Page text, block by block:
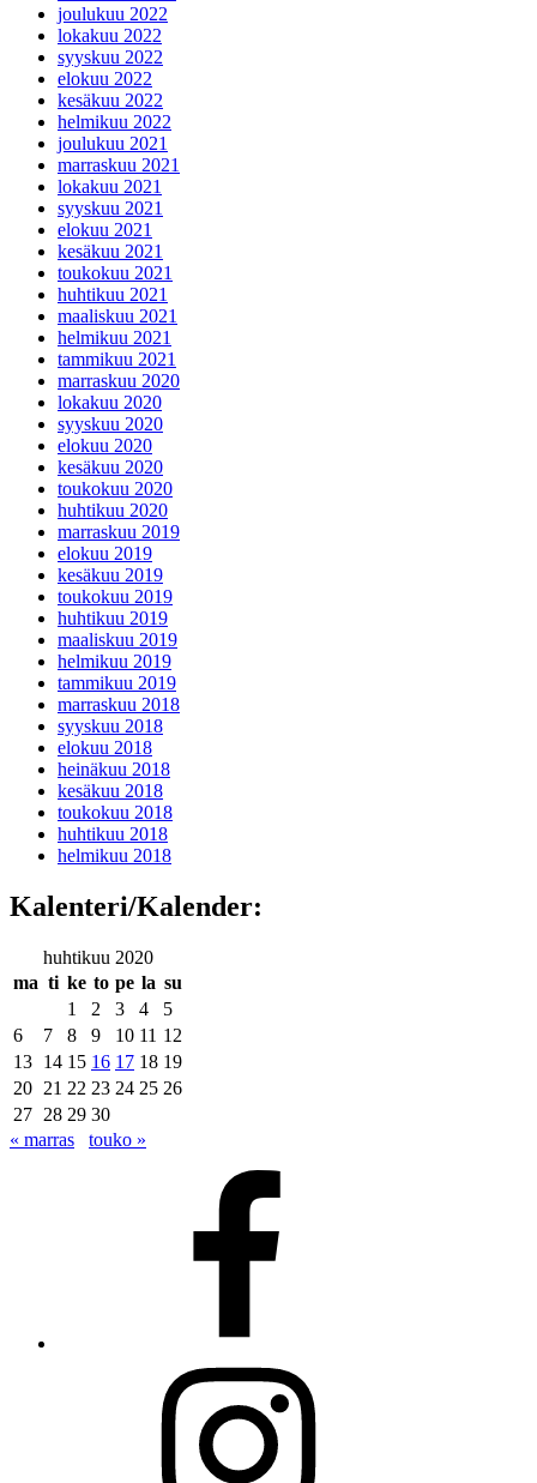
joulukuu 2022
lokakuu 2022
syyskuu 2022
elokuu 2022
kesäkuu 2022
helmikuu 2022
joulukuu 2021
marraskuu 2021
lokakuu 2021
syyskuu 2021
elokuu 2021
kesäkuu 2021
toukokuu 2021
huhtikuu 2021
maaliskuu 2021
helmikuu 2021
tammikuu 2021
marraskuu 2020
lokakuu 2020
syyskuu 2020
elokuu 2020
kesäkuu 2020
toukokuu 2020
huhtikuu 2020
marraskuu 2019
elokuu 2019
kesäkuu 2019
toukokuu 2019
huhtikuu 2019
maaliskuu 2019
helmikuu 2019
tammikuu 2019
marraskuu 2018
syyskuu 2018
elokuu 2018
heinäkuu 2018
kesäkuu 2018
toukokuu 2018
huhtikuu 2018
helmikuu 2018
Kalenteri/Kalender:
huhtikuu 2020
ma ti ke to pe la su
1
2 3 4
5
6
7 8 9 10 11 12
13 14 15 16 17 18 19
20 21 22 23 24 25 26
27 28 29 30
« marras
touko »